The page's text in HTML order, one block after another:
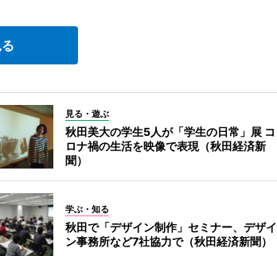
見る・遊ぶ
秋田美大の学生5人が「学生の日常」展 コ
ロナ禍の生活を映像で表現（秋田経済新
聞）
学ぶ・知る
秋田で「デザイン制作」セミナー、デザイ
ン事務所など7社協力で（秋田経済新聞）